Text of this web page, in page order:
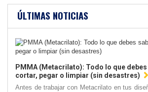
ÚLTIMAS NOTICIAS
PMMA (Metacrilato): Todo lo que
cortar, pegar o limpiar (sin desastres)
Antes de trabajar con Metacrilato en tus